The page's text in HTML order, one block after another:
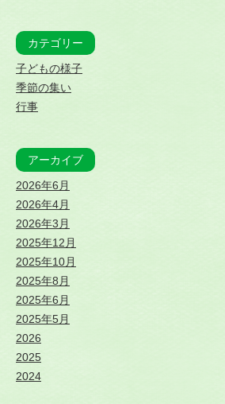
カテゴリー
子どもの様子
季節の集い
行事
アーカイブ
2026年6月
2026年4月
2026年3月
2025年12月
2025年10月
2025年8月
2025年6月
2025年5月
2026
2025
2024